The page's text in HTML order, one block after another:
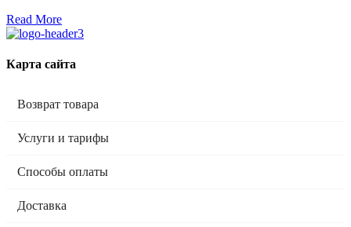
Read More
Карта сайта
Возврат товара
Услуги и тарифы
Способы оплаты
Доставка